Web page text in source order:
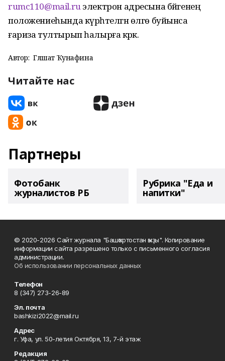
rumc110@mail.ruэлектрон адресына бәйгенең
положениеһында күрһәтелгән өлгө буйынса
ғариза тултырып һалырға кәрәк.
Автор: Гөлшат Ҡунафина
Читайте нас
Партнеры
Фотобанк
журналистов РБ
Рубрика "Еда и
напитки"
© 2020-2026 Сайт журнала "Башҡортостан ҡыҙы". Копирование
информации сайта разрешено только с письменного согласия
администрации.
Об использовании персональных данных
Телефон
8 (347) 273-26-89
Эл. почта
bashkizi2022@mail.ru
Адрес
г. Уфа, ул. 50-летия Октября, 13, 7-й этаж
Редакция